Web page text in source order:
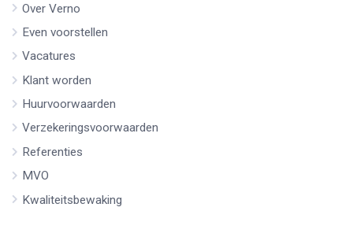
Over Verno
Even voorstellen
Vacatures
Klant worden
Huurvoorwaarden
Verzekeringsvoorwaarden
Referenties
MVO
Kwaliteitsbewaking